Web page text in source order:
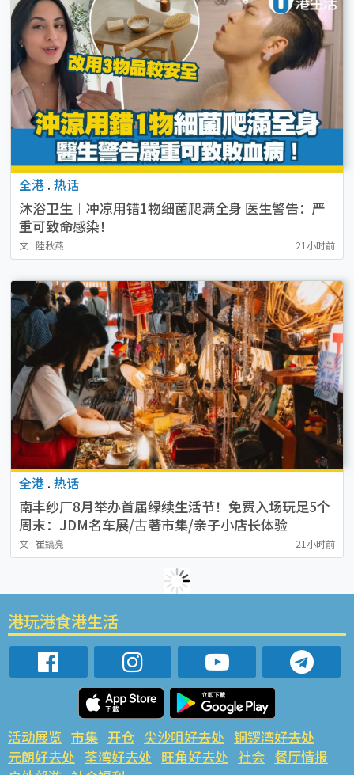
全港 . 热话
沐浴卫生︱冲凉用错1物细菌爬满全身 医生警告：严
重可致命感染！
文 : 陸秋燕 21小时前
全港 . 热话
南丰纱厂8月举办首届绿续生活节！免费入场玩足5个
周末：JDM名车展/古著市集/亲子小店长体验
文 : 崔鎬亮 21小时前
港玩港食港生活
活动展览 市集 开仓 尖沙咀好去处 铜锣湾好去处
元朗好去处 荃湾好去处 旺角好去处 社会 餐厅情报